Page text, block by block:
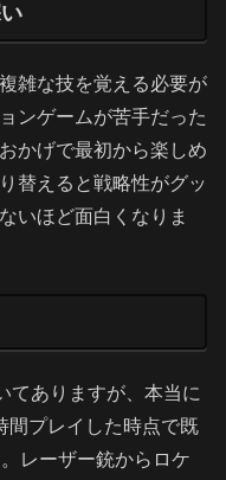
雑な技を覚える必要が
ンゲームが苦手だった
かげで最初から楽しめ
替えると戦略性がグッ
いほど面白くなりま
てありますが、本当に
間プレイした時点で既
レーザー銃からロケ